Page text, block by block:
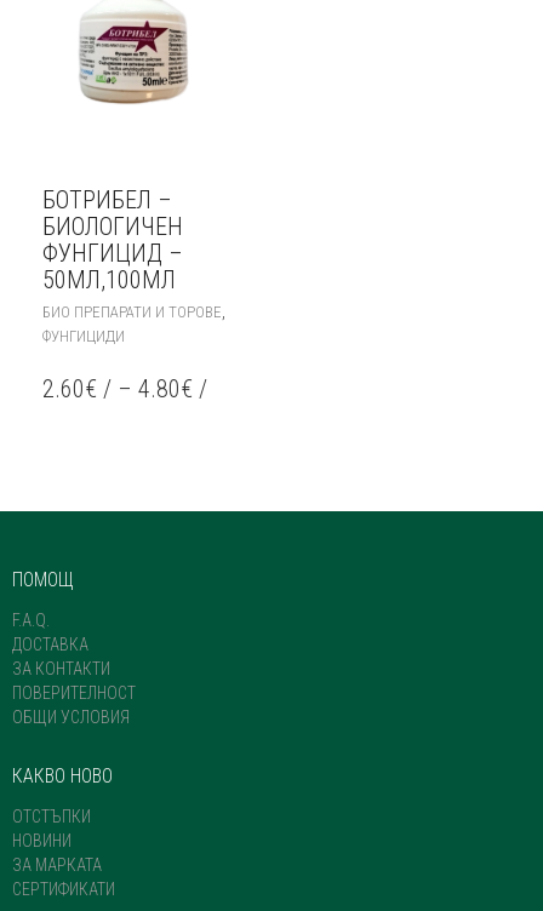
БОТРИБЕЛ –
БИОЛОГИЧЕН
ФУНГИЦИД –
50МЛ,100МЛ
БИО ПРЕПАРАТИ И ТОРОВЕ
ФУНГИЦИДИ
2.60€ / – 4.80€ /
ПОМОЩ
F.A.Q.
ДОСТАВКА
ЗА КОНТАКТИ
ПОВЕРИТЕЛНОСТ
ОБЩИ УСЛОВИЯ
КАКВО НОВО
ОТСТЪПКИ
НОВИНИ
ЗА МАРКАТА
СЕРТИФИКАТИ